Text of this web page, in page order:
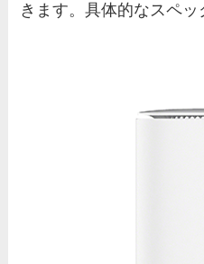
きます。具体的なスペッ